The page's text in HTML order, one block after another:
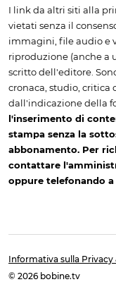
I link da altri siti alla
vietati senza il
immagini, file audio e
riproduzione (anche a
scritto dell'editore.
cronaca, studio, critica
dall'indicazione della
l'inserimento di
stampa senza la
abbonamento. Per
contattare
oppure telefonando a
Informativa sulla Privacy
© 2026 bobine.tv